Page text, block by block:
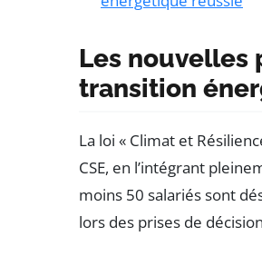
Les nouvelles
transition
La loi « Climat et
CSE, en l’intégrant
moins 50 salariés sont
lors des prises de